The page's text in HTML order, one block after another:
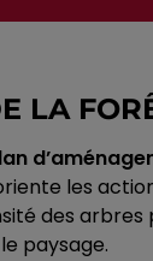
LA
les
des
paysage.